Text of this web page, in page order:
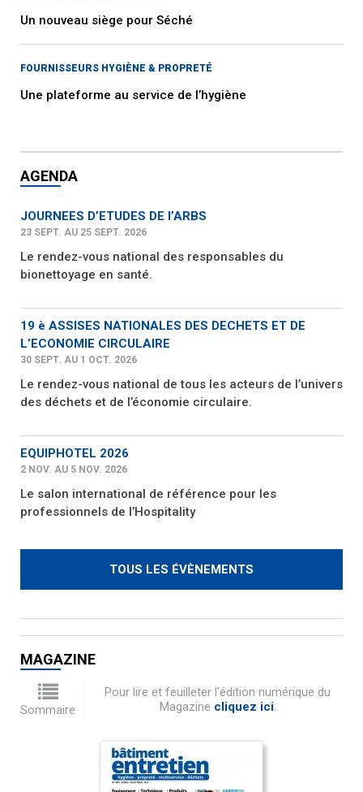
Un nouveau siège pour Séché
FOURNISSEURS HYGIÈNE & PROPRETÉ
Une plateforme au service de l’hygiène
AGENDA
JOURNEES D’ETUDES DE l’ARBS
23 SEPT. AU 25 SEPT. 2026
Le rendez-vous national des responsables du
bionettoyage en santé.
19 è ASSISES NATIONALES DES DECHETS ET DE
L’ECONOMIE CIRCULAIRE
30 SEPT. AU 1 OCT. 2026
Le rendez-vous national de tous les acteurs de l’univers
des déchets et de l’économie circulaire.
EQUIPHOTEL 2026
2 NOV. AU 5 NOV. 2026
Le salon international de référence pour les
professionnels de l’Hospitality
TOUS LES ÉVÈNEMENTS
MAGAZINE
Sommaire
Pour lire et feuilleter l'édition numérique du
Magazine cliquez ici.